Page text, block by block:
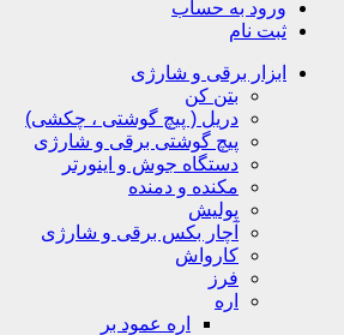
ورود به حساب
ثبت نام
ابزار برقی و شارژی
بتن کن
دریل ( پیچ گوشتی ، چکشی)
پیچ گوشتی برقی و شارژی
دستگاه جوش و اینورتر
مکنده و دمنده
پولیش
آچار بکس برقی و شارژی
کارواش
فرز
اره
اره عمود بر